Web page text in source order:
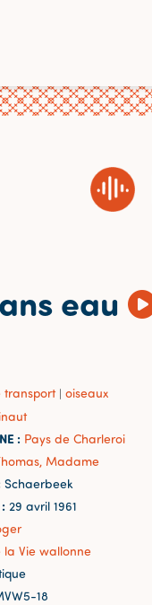
eau
transport | oiseaux
: Pays de Charleroi
Madame
Schaerbeek
29 avril 1961
la Vie wallonne
18